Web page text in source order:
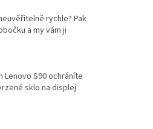
rychle? Pak
a my vám ji
S90 ochráníte
sklo na displej